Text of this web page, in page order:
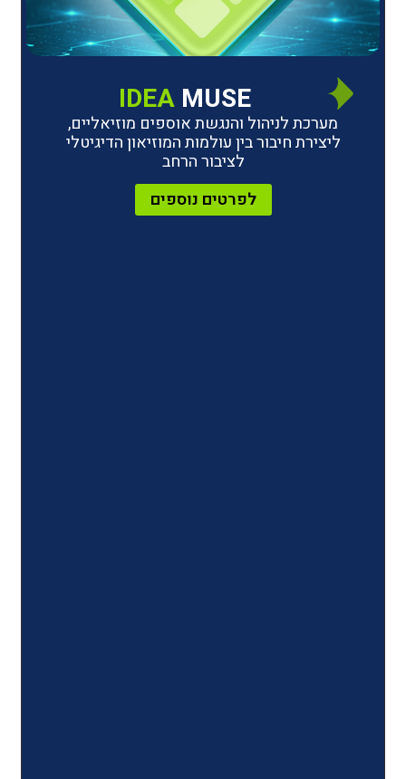
IDEA MUSE
והנגשת אוספים מוזיאליים,
בין עולמות המוזיאון הדיגיטלי